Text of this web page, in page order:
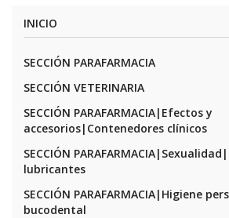
INICIO
SECCIÓN PARAFARMACIA
SECCIÓN VETERINARIA
SECCIÓN PARAFARMACIA|Efectos y
accesorios|Contenedores clínicos
SECCIÓN
lubricantes
SECCIÓN PARAFARMACIA|Higiene
bucodental